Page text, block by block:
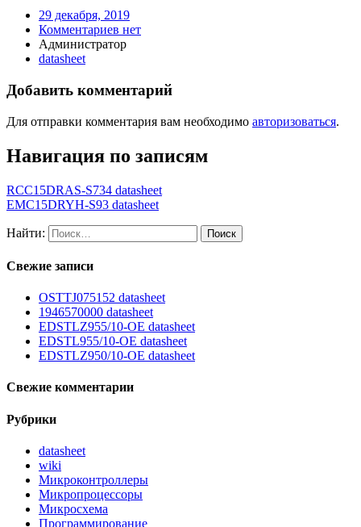
29 декабря, 2019
Комментариев нет
Администратор
datasheet
Добавить комментарий
Для отправки комментария вам необходимо авторизоваться.
Навигация по записям
RCC15DRAS-S734 datasheet
EMC15DRYH-S93 datasheet
Найти:
Свежие записи
OSTTJ075152 datasheet
1946570000 datasheet
EDSTLZ955/10-OE datasheet
EDSTL955/10-OE datasheet
EDSTLZ950/10-OE datasheet
Свежие комментарии
Рубрики
datasheet
wiki
Микроконтроллеры
Микропроцессоры
Микросхема
Программирование